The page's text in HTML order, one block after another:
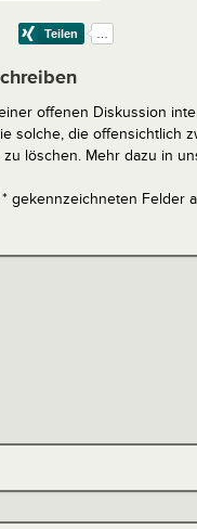
offenen Diskussion
solche, die offensichtlich
löschen. Mehr dazu in
gekennzeichneten Felder